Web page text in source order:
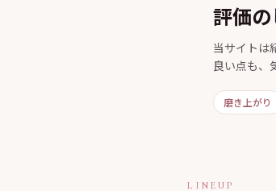
評価
当サイトは
良い点も、
磨き上がり
LINEUP